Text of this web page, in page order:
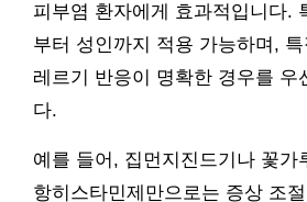
피부염 환자에게 효과적입니다.
부터 성인까지 적용 가능하며,
레르기 반응이 명확한 경우를 우
다.
예를 들어, 집먼지진드기나 꽃가
항히스타민제만으로는 증상 조